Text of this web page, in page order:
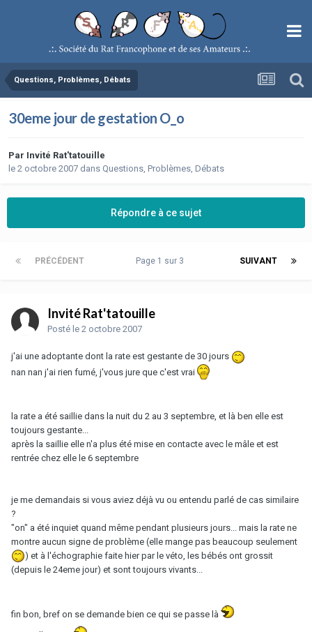
Questions, Problèmes, Débats
30eme jour de gestation O_o
Par Invité Rat'tatouille
le 2 octobre 2007 dans Questions, Problèmes, Débats
Répondre à ce sujet
PRÉCÉDENT SUIVANT
Page 1 sur 3
Invité Rat'tatouille
Posté le 2 octobre 2007
j'ai une adoptante dont la rate est gestante de 30 jours
nan nan j'ai rien fumé, j'vous jure que c'est vrai
la rate a été saillie dans la nuit du 2 au 3 septembre, et là ben elle est
toujours gestante...
après la saillie elle n'a plus été mise en contacte avec le mâle et est
rentrée chez elle le 6 septembre
je me demandais si vous aviez déjà vu ou entendu parlé de cas similaire
?
"on" a été inquiet quand même pendant plusieurs jours... mais la rate ne
montre aucun signe de problème (elle mange pas beaucoup seulement
) et à l'échographie faite hier par le véto, les bébés ont grossit
(depuis le 24eme jour) et sont toujours vivants...
fin bon, bref on se demande bien ce qui se passe là